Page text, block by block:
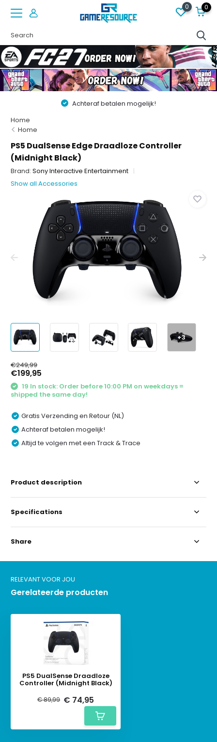
0 0
Achteraf betalen mogelijk!
Home
Home
PS5 DualSense Edge Draadloze Controller
(Midnight Black)
Brand:Sony Interactive Entertainment
Show all Accessories
+3
€249,99
€199,95
19 In stock: Order before 10:00 PM on weekdays =
shipped the same day!
Gratis Verzending en Retour (NL)
Achteraf betalen mogelijk!
Altijd te volgen met een Track & Trace
Product description
Specifications
Share
RELEVANT VOOR JOU
Gerelateerde producten
PS5 DualSense Draadloze
Controller (Midnight Black)
€ 89,99 € 74,95